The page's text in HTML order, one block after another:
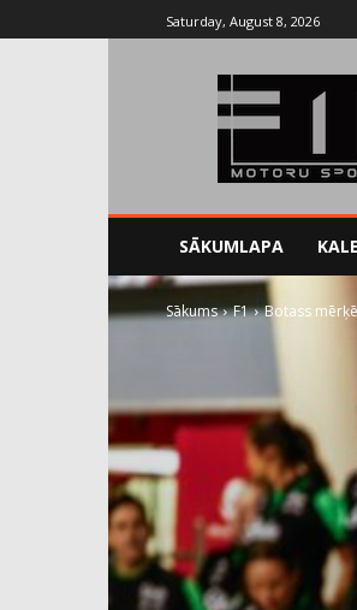
Saturday, August 8, 2026
SĀKUMLAPA
Sākums F1 Botass